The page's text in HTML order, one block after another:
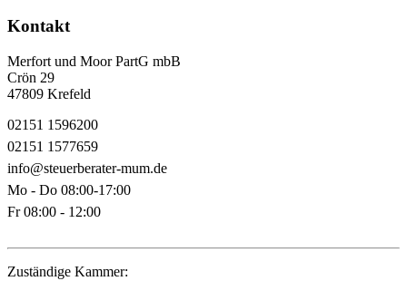
Kontakt
Merfort und Moor PartG mbB
Crön 29
47809 Krefeld
02151 1596200
02151 1577659
info@steuerberater-mum.de
Mo - Do 08:00-17:00
Fr 08:00 - 12:00
Zuständige Kammer: